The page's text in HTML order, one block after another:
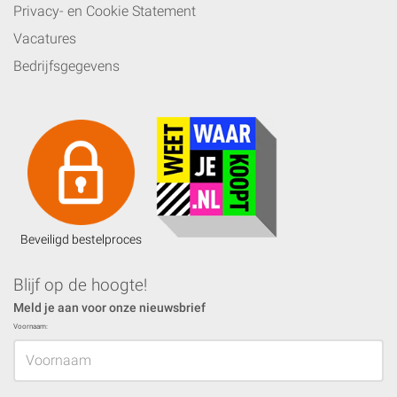
Privacy- en Cookie Statement
Vacatures
Bedrijfsgegevens
Beveiligd bestelproces
Blijf op de hoogte!
Meld je aan voor onze nieuwsbrief
Voornaam: